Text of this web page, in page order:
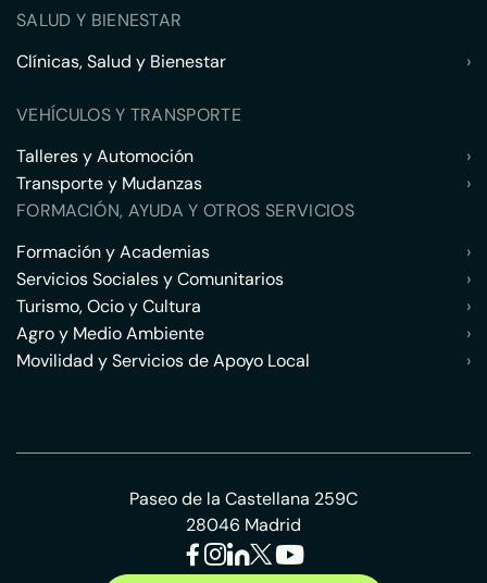
SALUD Y BIENESTAR
Clínicas, Salud y Bienestar
›
VEHÍCULOS Y TRANSPORTE
Talleres y Automoción
›
Transporte y Mudanzas
›
FORMACIÓN, AYUDA Y OTROS SERVICIOS
Formación y Academias
›
Servicios Sociales y Comunitarios
›
Turismo, Ocio y Cultura
›
Agro y Medio Ambiente
›
Movilidad y Servicios de Apoyo Local
›
Paseo de la Castellana 259C
28046 Madrid